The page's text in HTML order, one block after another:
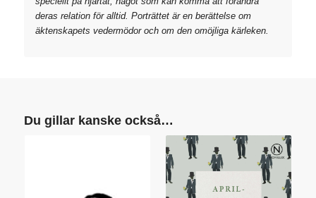
deras relation för alltid. Porträttet är en berättelse om
äktenskapets vedermödor och om den omöjliga kärleken.
Du gillar kanske också…